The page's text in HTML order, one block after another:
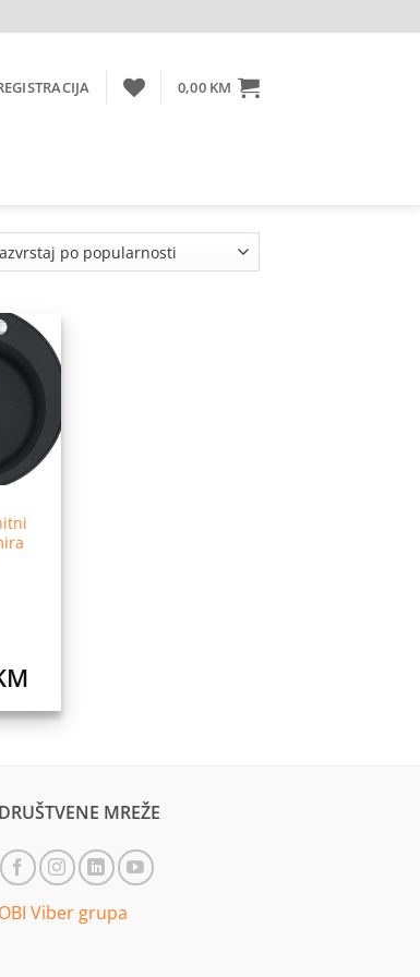
0,00 KM
Dodaj
DRUŠTVENE MREŽE
OBI Viber grupa